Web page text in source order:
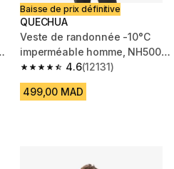
Baisse de prix définitive
QUECHUA
Veste de randonnée -10°C
imperméable homme, NH500
marron
4.6
4.6 out of 5 stars from 12131
(12131)
499,00 MAD